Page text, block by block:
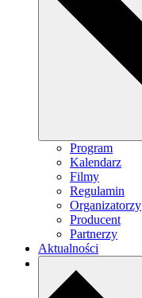
Program
Kalendarz
Filmy
Regulamin
Organizatorzy
Producent
Partnerzy
Aktualności